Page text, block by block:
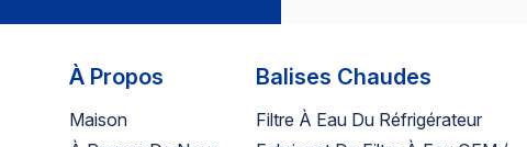
À Propos
Maison
Balises Chaudes
Filtre À Eau Du Réfrigérateur